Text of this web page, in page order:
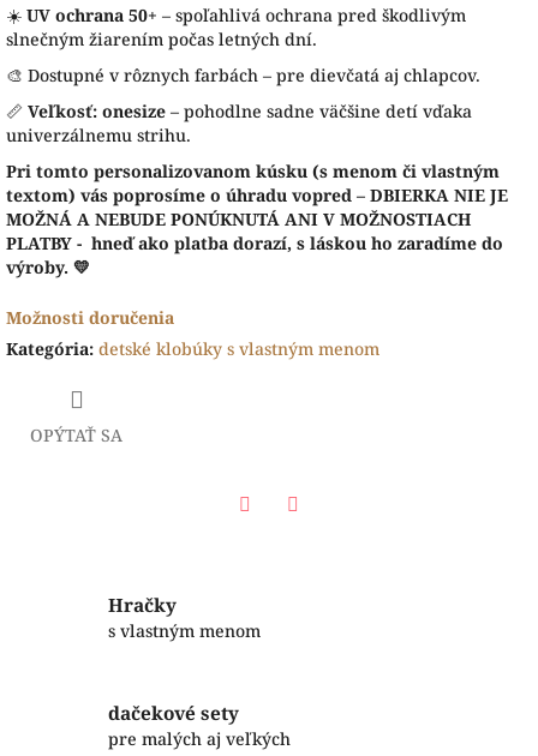
☀️ UV ochrana 50+ – spoľahlivá ochrana pred škodlivým
slnečným žiarením počas letných dní.
🎨 Dostupné v rôznych farbách – pre dievčatá aj chlapcov.
📏 Veľkosť: onesize – pohodlne sadne väčšine detí vďaka
univerzálnemu strihu.
Pri tomto personalizovanom kúsku (s menom či vlastným
textom) vás poprosíme o úhradu vopred – DBIERKA NIE JE
MOŽNÁ A NEBUDE PONÚKNUTÁ ANI V MOŽNOSTIACH
PLATBY - hneď ako platba dorazí, s láskou ho zaradíme do
výroby. 💛
Možnosti doručenia
Kategória: detské klobúky s vlastným menom
OPÝTAŤ SA
Hračky
s vlastným menom
dačekové sety
pre malých aj veľkých